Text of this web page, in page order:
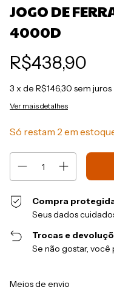
JOGO DE
4000D
R$438,90
3 x de R$146,30 sem juros
Ver mais detalhes
Só restam 2 em
Compra
Seus dados
Trocas e
Se não gostar,
Entregas para o CEP:
Meios de envio